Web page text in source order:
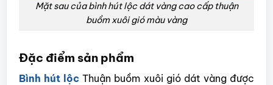
Mặt sau của bình hút lộc dát vàng cao cấp thuận
buồm xuôi gió màu vàng
Đặc điểm sản phẩm
Bình hút lộc Thuận buồm xuôi gió dát vàng được